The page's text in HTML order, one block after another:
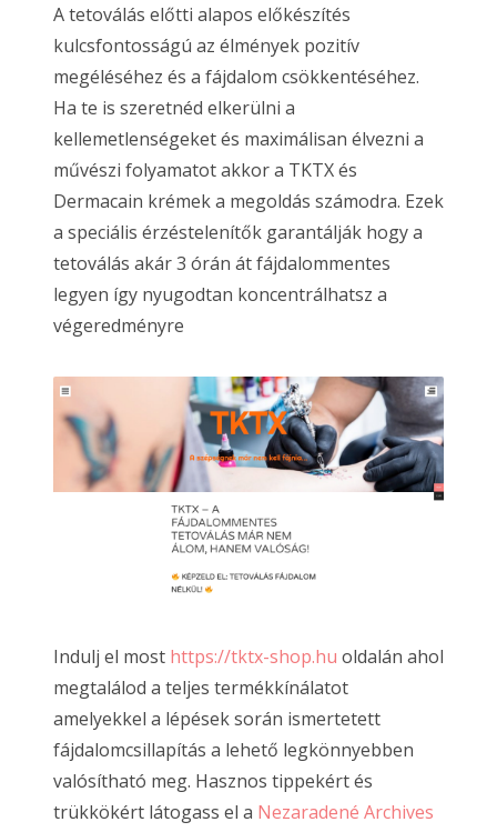
A tetoválás előtti alapos előkészítés
kulcsfontosságú az élmények pozitív
megéléséhez és a fájdalom csökkentéséhez.
Ha te is szeretnéd elkerülni a
kellemetlenségeket és maximálisan élvezni a
művészi folyamatot akkor a TKTX és
Dermacain krémek a megoldás számodra. Ezek
a speciális érzéstelenítők garantálják hogy a
tetoválás akár 3 órán át fájdalommentes
legyen így nyugodtan koncentrálhatsz a
végeredményre
Indulj el most https://tktx-shop.hu oldalán ahol
megtalálod a teljes termékkínálatot
amelyekkel a lépések során ismertetett
fájdalomcsillapítás a lehető legkönnyebben
valósítható meg. Hasznos tippekért és
trükkökért látogass el a Nezaradené Archives